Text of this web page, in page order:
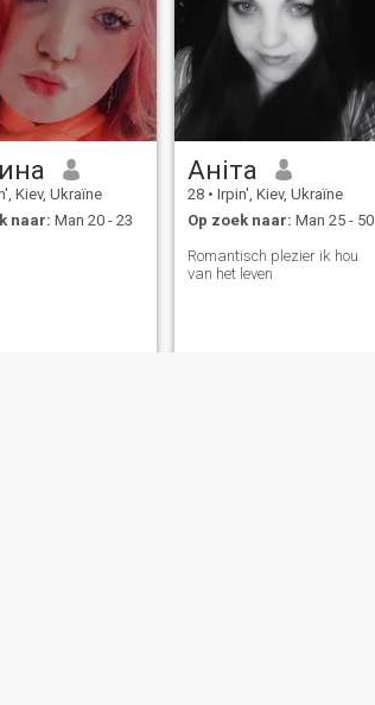
Kiev, Ukraïne
naar: Man 20 - 23
Аніта
28 • Irpin', Kiev, Ukraïne
Op zoek naar: Man 25 - 50
Romantisch plezier ik hou
van het leven